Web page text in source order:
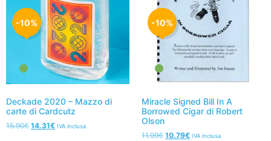
-10%
Deckade 2020 – Mazzo di
carte di Cardcutz
15.90€ 14.31€ IVA inclusa
-10%
Miracle Signed Bill In A
Borrowed Cigar di Robert
Olson
11.99€ 10.79€ IVA inclusa